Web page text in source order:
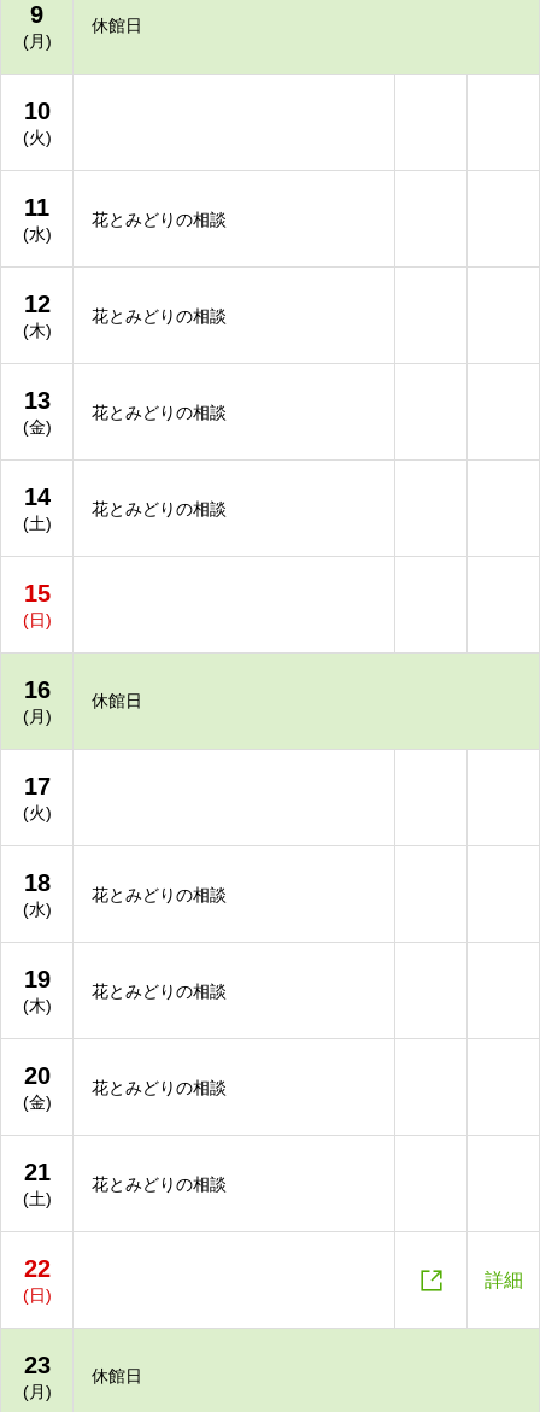
9
(月)
休館日
10
(火)
11
(水)
花とみどりの相談
12
(木)
花とみどりの相談
13
(金)
花とみどりの相談
14
(土)
花とみどりの相談
15
(日)
16
(月)
休館日
17
(火)
18
(水)
花とみどりの相談
19
(木)
花とみどりの相談
20
(金)
花とみどりの相談
21
(土)
花とみどりの相談
22
(日)  詳細
23
(月)
休館日